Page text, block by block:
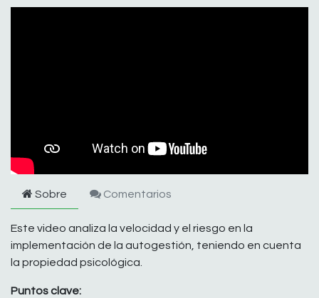
Sobre Comentarios
Este video analiza la velocidad y el riesgo en la
implementación de la autogestión, teniendo en cuenta
la propiedad psicológica.
Puntos clave: